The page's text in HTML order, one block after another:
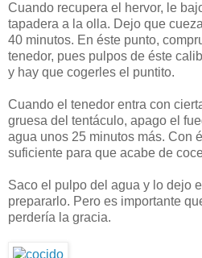
Cuando recupera el hervor, le
tapadera a la olla. Dejo que
40 minutos. En éste punto,
tenedor, pues pulpos de éste
y hay que cogerles el puntito.
Cuando el tenedor entra con
gruesa del tentáculo, apago el
agua unos 25 minutos más. Con
suficiente para que acabe de
Saco el pulpo del agua y lo dejo
prepararlo. Pero es importante
perdería la gracia.